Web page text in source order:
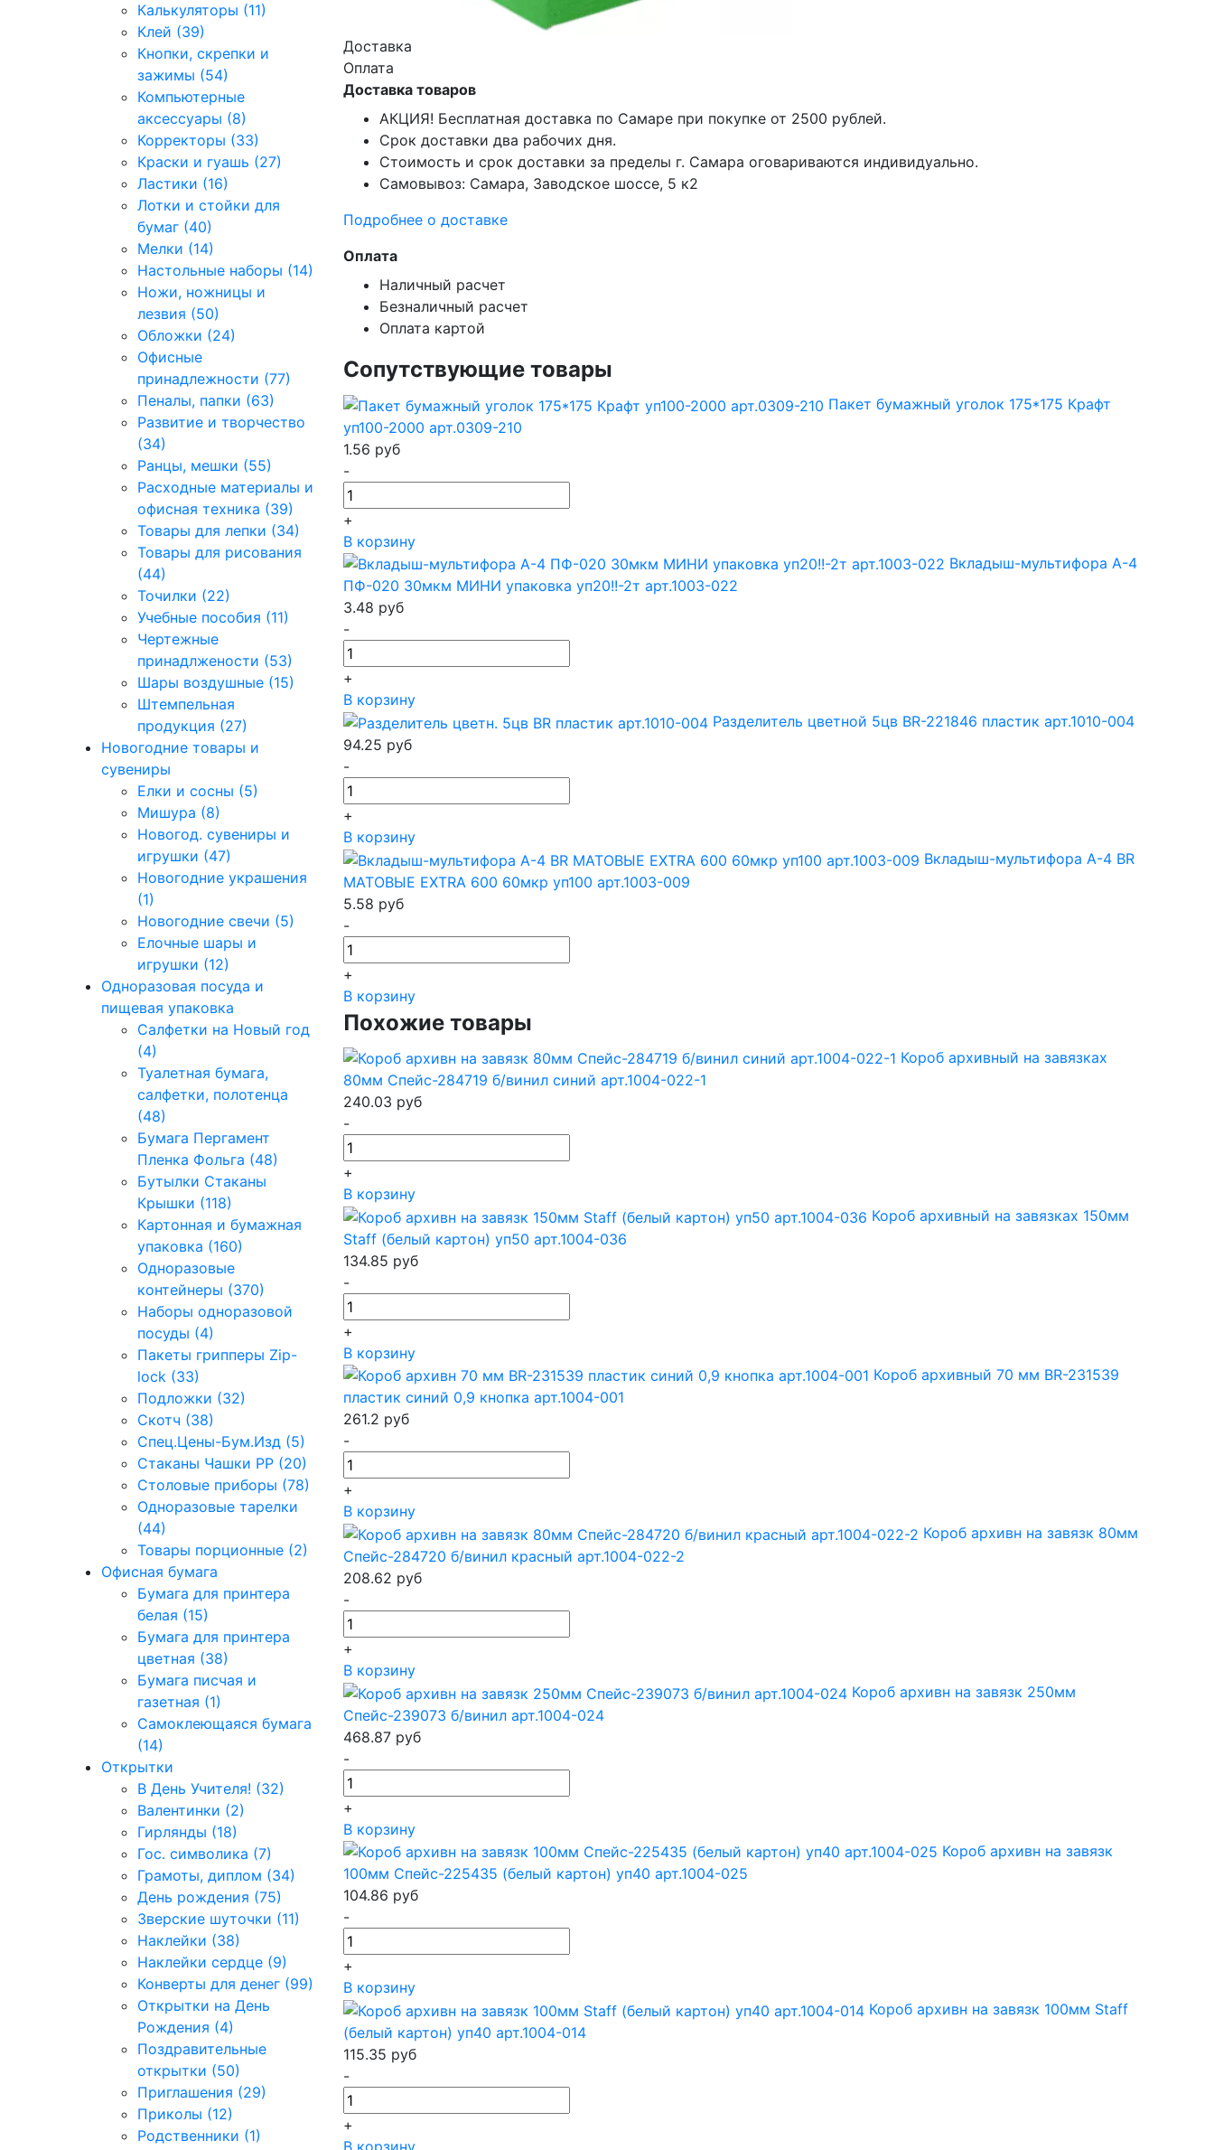
Калькуляторы (11)
Клей (39)
Кнопки, скрепки и
зажимы (54)
Компьютерные
аксессуары (8)
Корректоры (33)
Краски и гуашь (27)
Ластики (16)
Лотки и стойки для
бумаг (40)
Мелки (14)
Настольные наборы (14)
Ножи, ножницы и
лезвия (50)
Обложки (24)
Офисные
принадлежности (77)
Пеналы, папки (63)
Развитие и творчество
(34)
Ранцы, мешки (55)
Расходные материалы и
офисная техника (39)
Товары для лепки (34)
Товары для рисования
(44)
Точилки (22)
Учебные пособия (11)
Чертежные
принадлжености (53)
Шары воздушные (15)
Штемпельная
продукция (27)
Новогодние товары и
сувениры
Елки и сосны (5)
Мишура (8)
Новогод. сувениры и
игрушки (47)
Новогодние украшения
(1)
Новогодние свечи (5)
Елочные шары и
игрушки (12)
Одноразовая посуда и
пищевая упаковка
Салфетки на Новый год
(4)
Туалетная бумага,
салфетки, полотенца
(48)
Бумага Пергамент
Пленка Фольга (48)
Бутылки Стаканы
Крышки (118)
Картонная и бумажная
упаковка (160)
Одноразовые
контейнеры (370)
Наборы одноразовой
посуды (4)
Пакеты грипперы Zip-
lock (33)
Подложки (32)
Скотч (38)
Спец.Цены-Бум.Изд (5)
Стаканы Чашки РР (20)
Столовые приборы (78)
Одноразовые тарелки
(44)
Товары порционные (2)
Офисная бумага
Бумага для принтера
белая (15)
Бумага для принтера
цветная (38)
Бумага писчая и
газетная (1)
Самоклеющаяся бумага
(14)
Открытки
В День Учителя! (32)
Валентинки (2)
Гирлянды (18)
Гос. символика (7)
Грамоты, диплом (34)
День рождения (75)
Зверские шуточки (11)
Наклейки (38)
Наклейки сердце (9)
Конверты для денег (99)
Открытки на День
Рождения (4)
Поздравительные
открытки (50)
Приглашения (29)
Приколы (12)
Родственники (1)
Доставка
Оплата
Доставка товаров
АКЦИЯ! Бесплатная доставка по Самаре при покупке от 2500 рублей.
Срок доставки два рабочих дня.
Стоимость и срок доставки за пределы г. Самара оговариваются индивидуально.
Самовывоз: Самара, Заводское шоссе, 5 к2
Подробнее о доставке
Оплата
Наличный расчет
Безналичный расчет
Оплата картой
Сопутствующие товары
Пакет бумажный уголок 175*175 Крафт
уп100-2000 арт.0309-210
1.56 руб
-
+
В корзину
Вкладыш-мультифора А-4
ПФ-020 30мкм МИНИ упаковка уп20!!-2т арт.1003-022
3.48 руб
-
+
В корзину
Разделитель цветной 5цв BR-221846 пластик арт.1010-004
94.25 руб
-
+
В корзину
Вкладыш-мультифора A-4 BR
МАТОВЫЕ EXTRA 600 60мкр уп100 арт.1003-009
5.58 руб
-
+
В корзину
Похожие товары
Короб архивный на завязках
80мм Спейс-284719 б/винил синий арт.1004-022-1
240.03 руб
-
+
В корзину
Короб архивный на завязках 150мм
Staff (белый картон) уп50 арт.1004-036
134.85 руб
-
+
В корзину
Короб архивный 70 мм BR-231539
пластик синий 0,9 кнопка арт.1004-001
261.2 руб
-
+
В корзину
Короб архивн на завязк 80мм
Спейс-284720 б/винил красный арт.1004-022-2
208.62 руб
-
+
В корзину
Короб архивн на завязк 250мм
Спейс-239073 б/винил арт.1004-024
468.87 руб
-
+
В корзину
Короб архивн на завязк
100мм Спейс-225435 (белый картон) уп40 арт.1004-025
104.86 руб
-
+
В корзину
Короб архивн на завязк 100мм Staff
(белый картон) уп40 арт.1004-014
115.35 руб
-
+